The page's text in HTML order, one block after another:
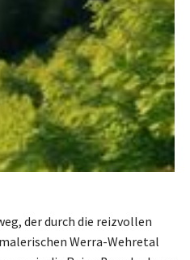
der durch die reizvollen
Werra-Wehretal